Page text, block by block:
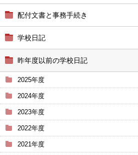
配付文書と事務手続き
学校日記
昨年度以前の学校日記
2025年度
2024年度
2023年度
2022年度
2021年度